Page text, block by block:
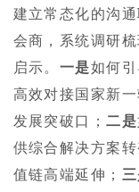
建立常态化的沟
会商，系统调研
启示。 一是如何
高效对接国家新
发展突破口；二是
供综合解决方案
值链高端延伸；